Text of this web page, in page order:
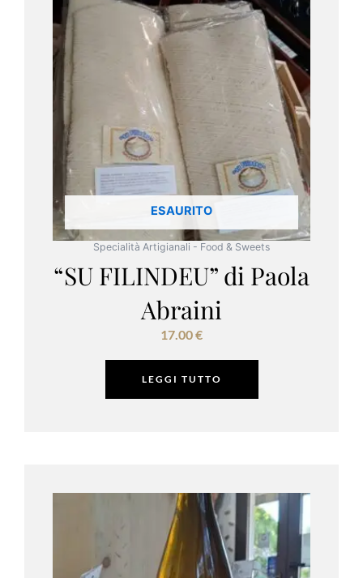
ESAURITO
Specialità Artigianali - Food & Sweets
“SU FILINDEU” di Paola
Abraini
17.00€
LEGGI TUTTO